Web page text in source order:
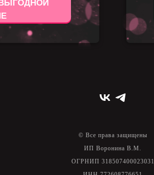
© Все права защищены
ИП Воронина В.М.
ОГРНИП 318507400023031